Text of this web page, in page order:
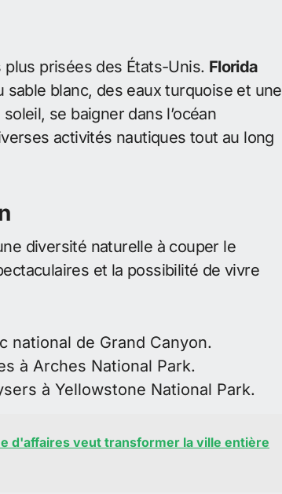
prisées des États-Unis. Florida
blanc, des eaux turquoise et une
se baigner dans l’océan
activités nautiques tout au long
diversité naturelle à couper le
et la possibilité de vivre
national de Grand Canyon.
à Arches National Park.
à Yellowstone National Park.
d'affaires veut transformer la ville entière